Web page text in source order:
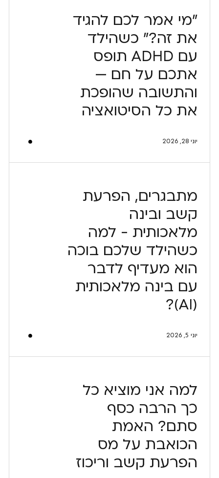
"מי אמר לכם להגיד
את זה?" כשהילד
עם ADHD תופס
אתכם על חם —
והתשובה שהופכת
את כל הסיטואציה
יוני 28, 2026
מתבגרים, הפרעת
קשב ובינה
מלאכותית - למה
כשהילד שלכם בוכה
הוא מעדיף לדבר
עם בינה מלאכותית
(AI)?
יוני 5, 2026
למה אני מוציא כל
כך הרבה כסף
סתם? האמת
הכואבת על מס
הפרעת קשב וריכוז